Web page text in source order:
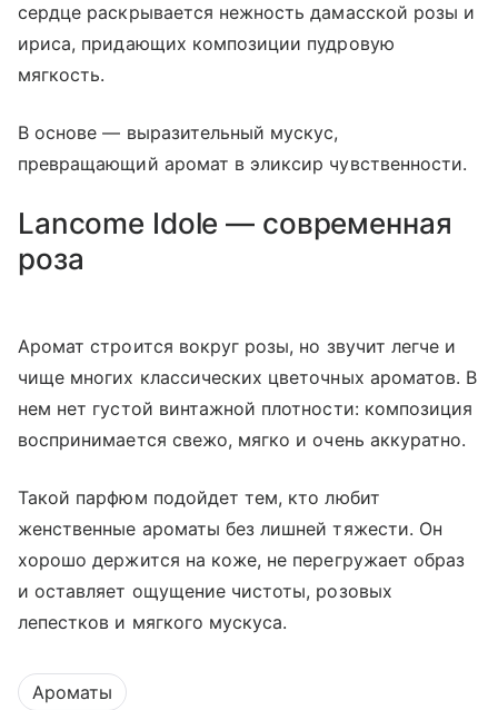
сердце раскрывается нежность дамасской розы и
ириса, придающих композиции пудровую
мягкость.
В основе — выразительный мускус,
превращающий аромат в эликсир чувственности.
Lancome Idole — современная
роза
Аромат строится вокруг розы, но звучит легче и
чище многих классических цветочных ароматов. В
нем нет густой винтажной плотности: композиция
воспринимается свежо, мягко и очень аккуратно.
Такой парфюм подойдет тем, кто любит
женственные ароматы без лишней тяжести. Он
хорошо держится на коже, не перегружает образ
и оставляет ощущение чистоты, розовых
лепестков и мягкого мускуса.
Ароматы